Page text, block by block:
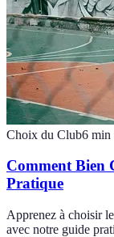
Choix du Club6 min
Comment Bien
Pratique
Apprenez à choisir
avec notre guide